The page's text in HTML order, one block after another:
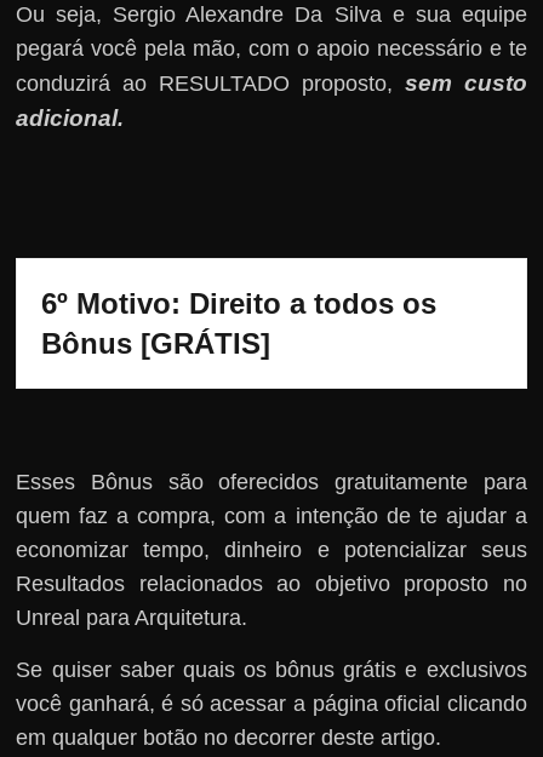
Ou seja, Sergio Alexandre Da Silva e sua equipe
pegará você pela mão, com o apoio necessário e te
conduzirá ao RESULTADO proposto, sem custo
adicional.
6º Motivo: Direito a todos os
Bônus [GRÁTIS]
Esses Bônus são oferecidos gratuitamente para
quem faz a compra, com a intenção de te ajudar a
economizar tempo, dinheiro e potencializar seus
Resultados relacionados ao objetivo proposto no
Unreal para Arquitetura.
Se quiser saber quais os bônus grátis e exclusivos
você ganhará, é só acessar a página oficial clicando
em qualquer botão no decorrer deste artigo.